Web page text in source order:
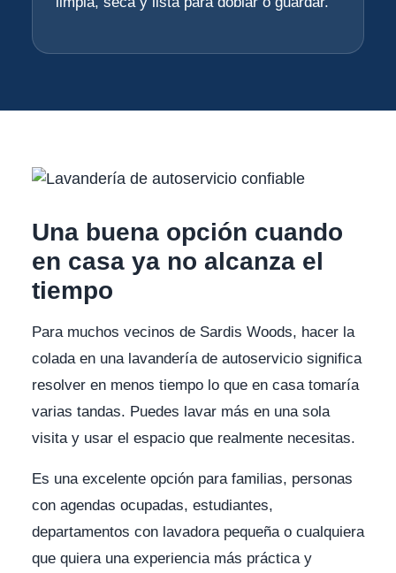
Una buena opción cuando
en casa ya no alcanza el
tiempo
Para muchos vecinos de Sardis Woods, hacer la
colada en una lavandería de autoservicio significa
resolver en menos tiempo lo que en casa tomaría
varias tandas. Puedes lavar más en una sola
visita y usar el espacio que realmente necesitas.
Es una excelente opción para familias, personas
con agendas ocupadas, estudiantes,
departamentos con lavadora pequeña o cualquiera
que quiera una experiencia más práctica y